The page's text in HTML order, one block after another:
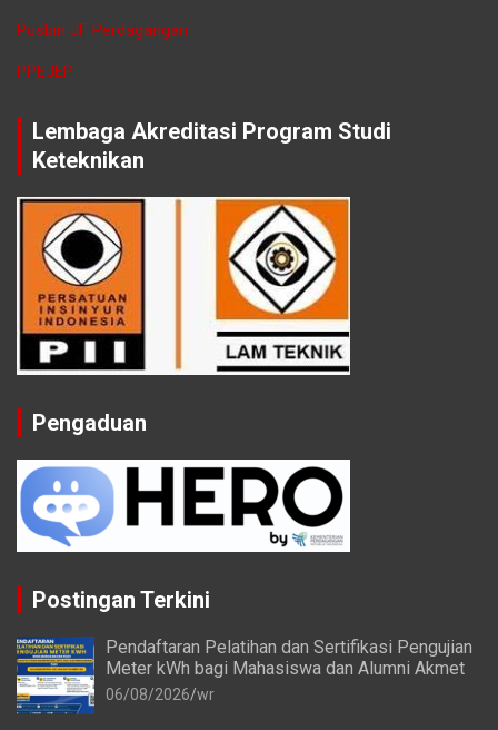
Pusbin JF Perdagangan
PPEJEP
Lembaga Akreditasi Program Studi
Keteknikan
Pengaduan
Postingan Terkini
Pendaftaran Pelatihan dan Sertifikasi Pengujian
Meter kWh bagi Mahasiswa dan Alumni Akmet
06/08/2026 wr